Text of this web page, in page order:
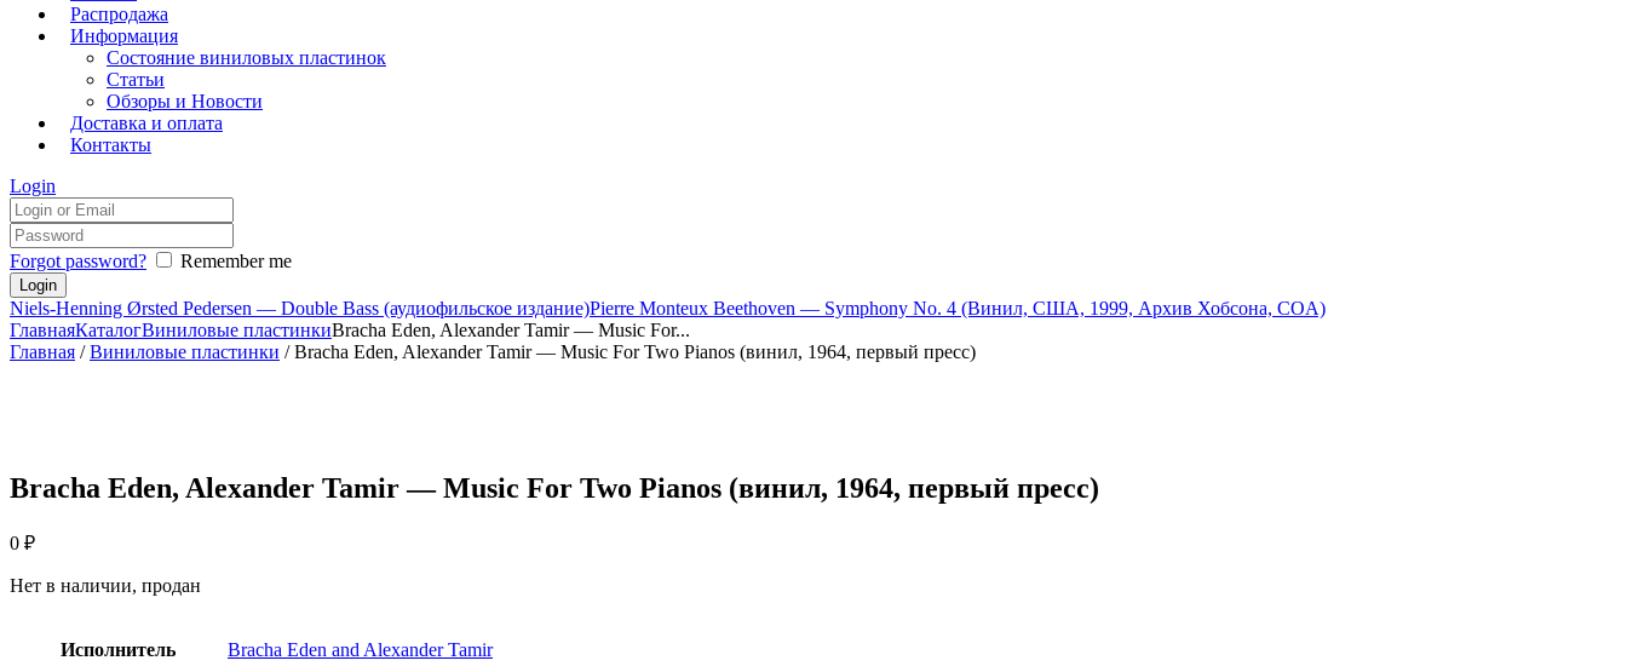
Распродажа
Информация
Состояние виниловых пластинок
Статьи
Обзоры и Новости
Доставка и оплата
Контакты
Login
Forgot password? Remember me
Niels-Henning Ørsted Pedersen — Double Bass (аудиофильское издание)Pierre Monteux Beethoven — Symphony No. 4 (Винил, США, 1999, Архив Хобсона, COA)
ГлавнаяКаталогВиниловые пластинкиBracha Eden, Alexander Tamir — Music For...
Главная /Виниловые пластинки / Bracha Eden, Alexander Tamir — Music For Two Pianos (винил, 1964, первый пресс)
Bracha Eden, Alexander Tamir — Music For Two Pianos (винил, 1964, первый пресс)
0 ₽
Нет в наличии, продан
Исполнитель Bracha Eden and Alexander Tamir